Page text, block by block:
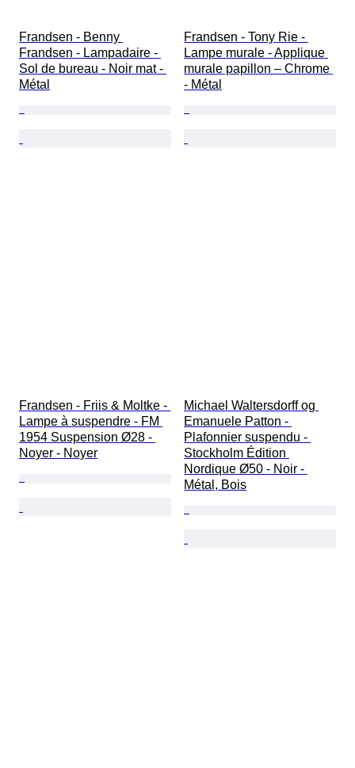
Frandsen - Benny
Frandsen - Lampadaire -
Sol de bureau - Noir mat -
Métal
Frandsen - Tony Rie -
Lampe murale - Applique
murale papillon – Chrome
- Métal
Frandsen - Friis & Moltke -
Lampe à suspendre - FM
1954 Suspension Ø28 -
Noyer - Noyer
Michael Waltersdorff og
Emanuele Patton -
Plafonnier suspendu -
Stockholm Édition
Nordique Ø50 - Noir -
Métal, Bois